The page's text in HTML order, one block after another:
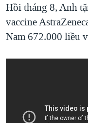
Hồi tháng 8, Anh
vaccine
Nam 672.000 liều